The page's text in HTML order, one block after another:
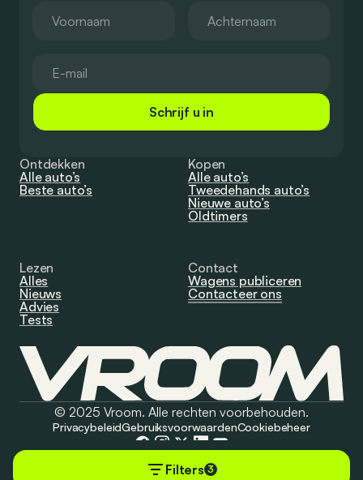
Filters 3
Schrijf u in
Ontdekken
Alle auto’s
Beste auto’s
Kopen
Alle auto’s
Tweedehands auto’s
Nieuwe auto’s
Oldtimers
Lezen
Alles
Nieuws
Advies
Tests
Contact
Wagens publiceren
Contacteer ons
© 2025 Vroom. Alle rechten voorbehouden.
PrivacybeleidGebruiksvoorwaardenCookiebeheer